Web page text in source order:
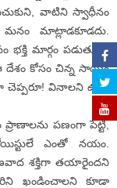
వాటిని స్వాధీనం
మాట్లాడకూడదు.
భక్తి మార్గం పడుతున్న,
ఈ దేశం కోసం చిన్న సాయం
వినాలని ఉంది
ప్రాణాలను పణంగా పెట్టి,
ఎంతో నయం.
శక్తిగా తయారైందని
ఖండించాలని కూడా